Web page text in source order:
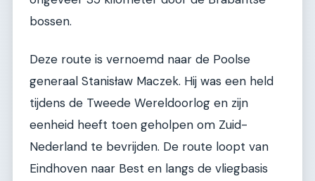
bossen.
Deze route is vernoemd naar de Poolse
generaal Stanisław Maczek. Hij was een held
tijdens de Tweede Wereldoorlog en zijn
eenheid heeft toen geholpen om Zuid-
Nederland te bevrijden. De route loopt van
Eindhoven naar Best en langs de vliegbasis